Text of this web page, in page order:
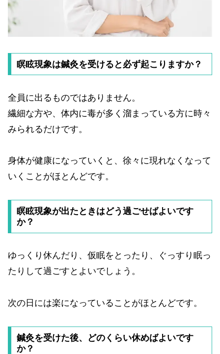
瞑眩現象は鍼灸を受けると必ず起こりますか？
全員に出るものではありません。
繊細な方や、体内に毒が多く溜まっている方に時々
みられるだけです。
身体が健康になっていくと、徐々に現れなくなって
いくことがほとんどです。
瞑眩現象が出たときはどう過ごせばよいです
か？
ゆっくり休んだり、仮眠をとったり、ぐっすり眠っ
たりして過ごすとよいでしょう。
次の日には楽になっていることがほとんどです。
鍼灸を受けた後、どのくらい休めばよいです
か？